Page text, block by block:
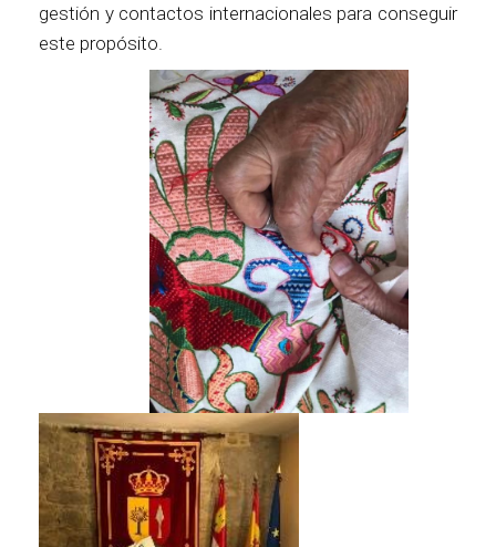
gestión y contactos internacionales para conseguir
este propósito.